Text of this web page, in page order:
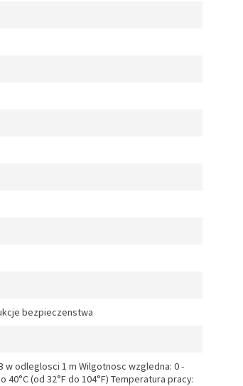
bezpieczenstwa
w odleglosci 1 m Wilgotnosc wzgledna: 0 -
(od 32°F do 104°F) Temperatura pracy: